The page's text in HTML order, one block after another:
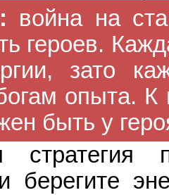
война на
героев.
зато
опыта.
быть у
стратегия
берегите